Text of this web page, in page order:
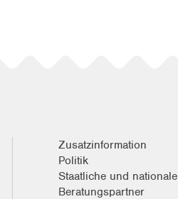
Zusatzinformation
Politik
Staatliche und nationale
Beratungspartner